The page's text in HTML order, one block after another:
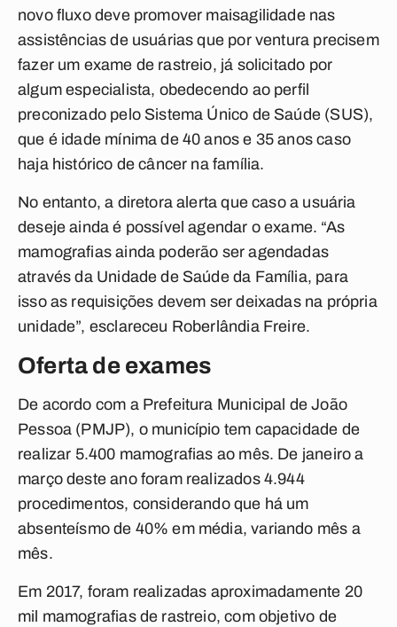
novo fluxo deve promover maisagilidade nas
assistências de usuárias que por ventura precisem
fazer um exame de rastreio, já solicitado por
algum especialista, obedecendo ao perfil
preconizado pelo Sistema Único de Saúde (SUS),
que é idade mínima de 40 anos e 35 anos caso
haja histórico de câncer na família.
No entanto, a diretora alerta que caso a usuária
deseje ainda é possível agendar o exame. “As
mamografias ainda poderão ser agendadas
através da Unidade de Saúde da Família, para
isso as requisições devem ser deixadas na própria
unidade”, esclareceu Roberlândia Freire.
Oferta de exames
De acordo com a Prefeitura Municipal de João
Pessoa (PMJP), o município tem capacidade de
realizar 5.400 mamografias ao mês. De janeiro a
março deste ano foram realizados 4.944
procedimentos, considerando que há um
absenteísmo de 40% em média, variando mês a
mês.
Em 2017, foram realizadas aproximadamente 20
mil mamografias de rastreio, com objetivo de